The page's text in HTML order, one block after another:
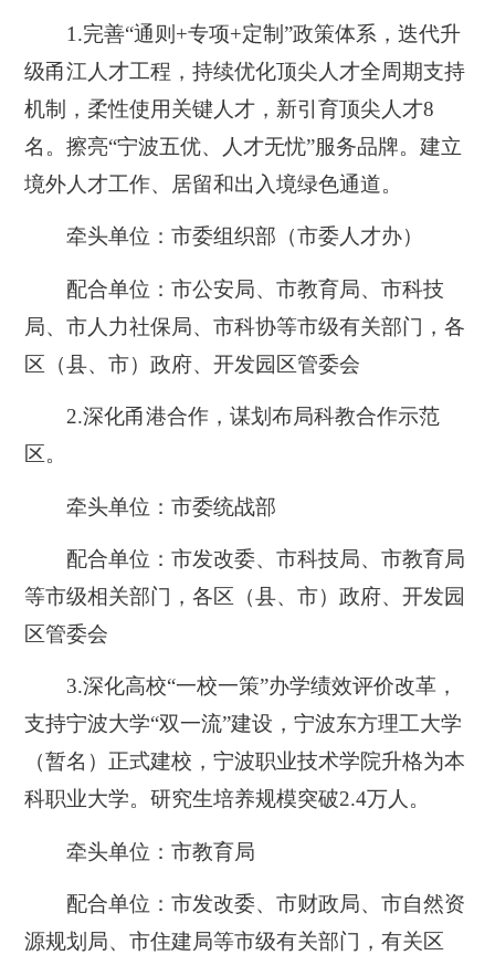
1.完善“通则+专项+定制”政策体系，迭代升
级甬江人才工程，持续优化顶尖人才全周期支持
机制，柔性使用关键人才，新引育顶尖人才8
名。擦亮“宁波五优、人才无忧”服务品牌。建立
境外人才工作、居留和出入境绿色通道。
牵头单位：市委组织部（市委人才办）
配合单位：市公安局、市教育局、市科技
局、市人力社保局、市科协等市级有关部门，各
区（县、市）政府、开发园区管委会
2.深化甬港合作，谋划布局科教合作示范
区。
牵头单位：市委统战部
配合单位：市发改委、市科技局、市教育局
等市级相关部门，各区（县、市）政府、开发园
区管委会
3.深化高校“一校一策”办学绩效评价改革，
支持宁波大学“双一流”建设，宁波东方理工大学
（暂名）正式建校，宁波职业技术学院升格为本
科职业大学。研究生培养规模突破2.4万人。
牵头单位：市教育局
配合单位：市发改委、市财政局、市自然资
源规划局、市住建局等市级有关部门，有关区